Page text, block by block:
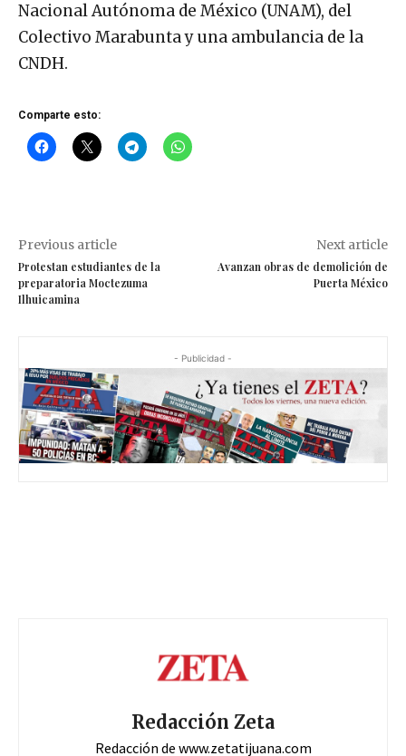
Nacional Autónoma de México (UNAM), del
Colectivo Marabunta y una ambulancia de la
CNDH.
Comparte esto:
Previous article
Protestan estudiantes de la
preparatoria Moctezuma
Ilhuicamina
Next article
Avanzan obras de demolición de
Puerta México
- Publicidad -
Redacción Zeta
Redacción de www.zetatijuana.com